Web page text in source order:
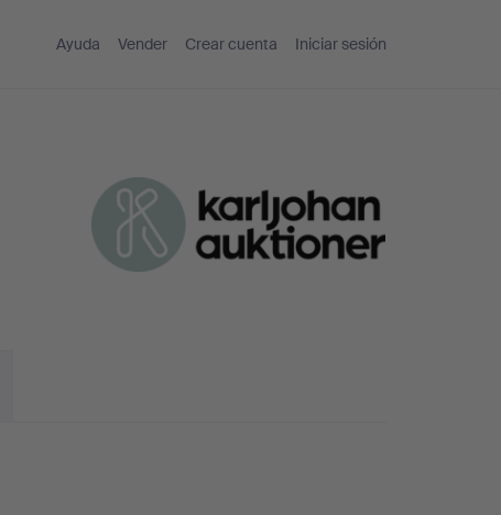
Ayuda Vender Crear cuenta Iniciar sesión